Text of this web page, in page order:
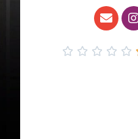




